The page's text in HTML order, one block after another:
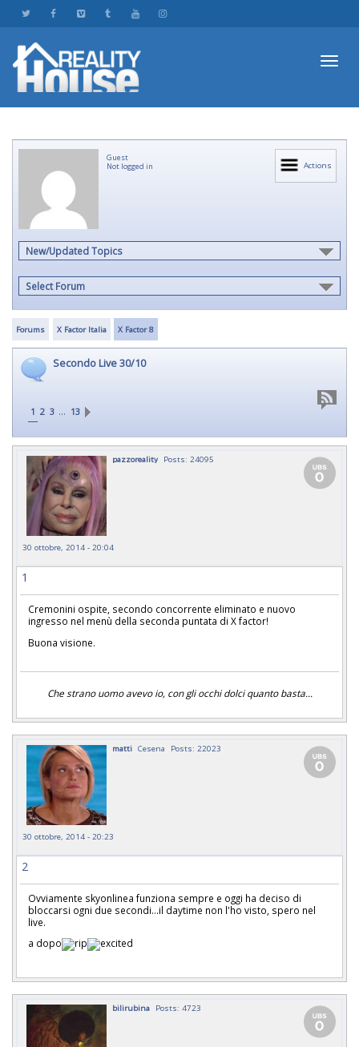
Actions
Guest
Not logged in
New/Updated Topics
Select Forum
Forums X Factor Italia X Factor 8
Secondo Live 30/10
1 2 3 … 13
pazzoreality Posts: 24095
30 ottobre, 2014 - 20:04
1
Cremonini ospite, secondo concorrente eliminato e nuovo
ingresso nel menù della seconda puntata di X factor!
Buona visione.
Che strano uomo avevo io, con gli occhi dolci quanto basta...
matti Cesena Posts: 22023
30 ottobre, 2014 - 20:23
2
Ovviamente skyonlinea funziona sempre e oggi ha deciso di
bloccarsi ogni due secondi...il daytime non l'ho visto, spero nel
live.
a dopo
bilirubina Posts: 4723